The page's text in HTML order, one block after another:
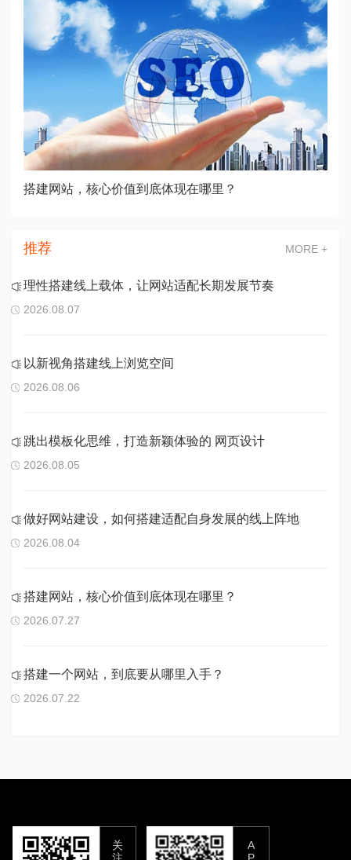
搭建网站，核心价值到底体现在哪里？
推荐 MORE +
理性搭建线上载体，让网站适配长期发展节奏
2026.08.07
以新视角搭建线上浏览空间
2026.08.06
跳出模板化思维，打造新颖体验的 网页设计
2026.08.05
做好网站建设，如何搭建适配自身发展的线上阵地
2026.08.04
搭建网站，核心价值到底体现在哪里？
2026.07.27
搭建一个网站，到底要从哪里入手？
2026.07.22
关
A